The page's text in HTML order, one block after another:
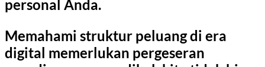
personal Anda.
Memahami struktur peluang di era
digital memerlukan pergeseran